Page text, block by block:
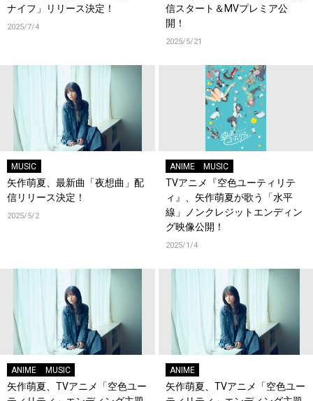
ナイフ」リリース決定！
2025/7/4
信スタート＆MVプレミア公
開！
2025/5/21
MUSIC
矢作萌夏、最新曲「夜想曲」配
信リリース決定！
2025/5/2
ANIME MUSIC
TVアニメ『空色ユーティリテ
ィ』、矢作萌夏が歌う「水平
線」ノンクレジットエンディン
グ映像公開！
2025/1/4
ANIME MUSIC
矢作萌夏、TVアニメ「空色ユー
ANIME
矢作萌夏、TVアニメ「空色ユー